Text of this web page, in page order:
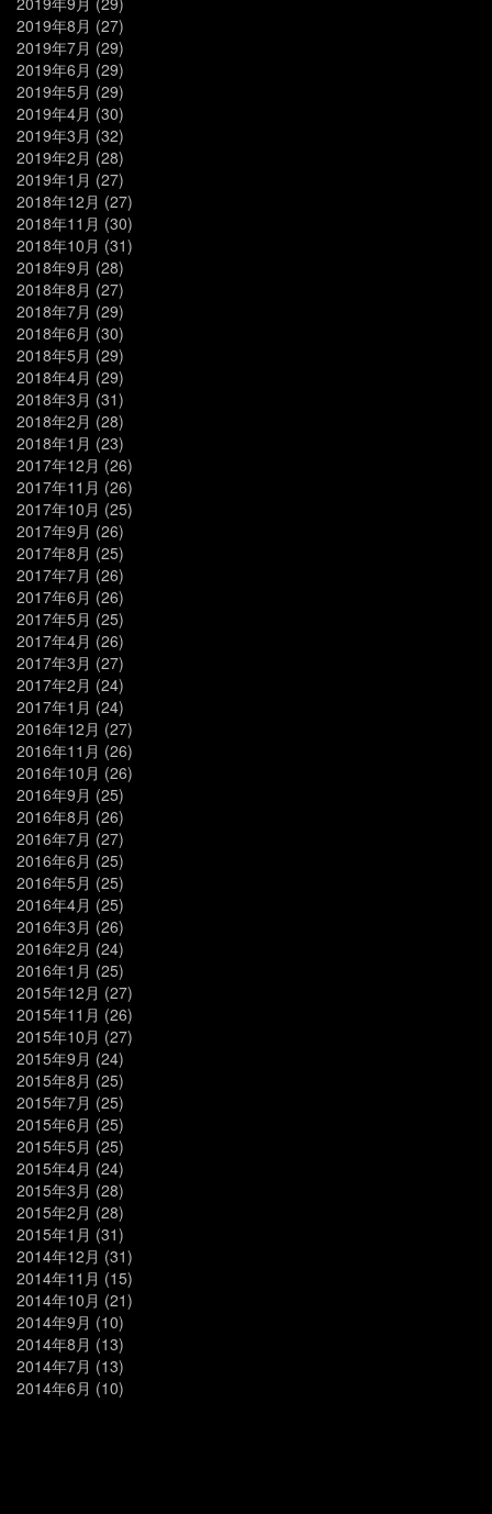
2019年8月 (27)
2019年7月 (29)
2019年6月 (29)
2019年5月 (29)
2019年4月 (30)
2019年3月 (32)
2019年2月 (28)
2019年1月 (27)
2018年12月 (27)
2018年11月 (30)
2018年10月 (31)
2018年9月 (28)
2018年8月 (27)
2018年7月 (29)
2018年6月 (30)
2018年5月 (29)
2018年4月 (29)
2018年3月 (31)
2018年2月 (28)
2018年1月 (23)
2017年12月 (26)
2017年11月 (26)
2017年10月 (25)
2017年9月 (26)
2017年8月 (25)
2017年7月 (26)
2017年6月 (26)
2017年5月 (25)
2017年4月 (26)
2017年3月 (27)
2017年2月 (24)
2017年1月 (24)
2016年12月 (27)
2016年11月 (26)
2016年10月 (26)
2016年9月 (25)
2016年8月 (26)
2016年7月 (27)
2016年6月 (25)
2016年5月 (25)
2016年4月 (25)
2016年3月 (26)
2016年2月 (24)
2016年1月 (25)
2015年12月 (27)
2015年11月 (26)
2015年10月 (27)
2015年9月 (24)
2015年8月 (25)
2015年7月 (25)
2015年6月 (25)
2015年5月 (25)
2015年4月 (24)
2015年3月 (28)
2015年2月 (28)
2015年1月 (31)
2014年12月 (31)
2014年11月 (15)
2014年10月 (21)
2014年9月 (10)
2014年8月 (13)
2014年7月 (13)
2014年6月 (10)